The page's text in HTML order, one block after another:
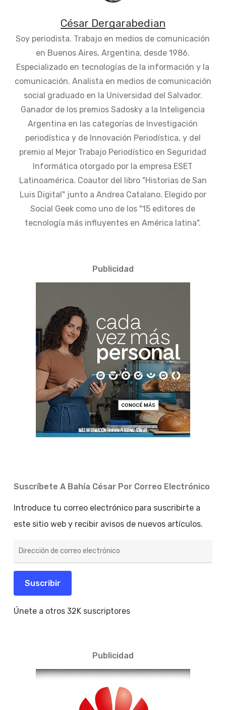
César Dergarabedian
Soy periodista. Trabajo en medios de comunicación
en Buenos Aires, Argentina, desde 1986.
Especializado en tecnologías de la información y la
comunicación. Analista en medios de comunicación
social graduado en la Universidad del Salvador.
Ganador de los premios Sadosky a la Inteligencia
Argentina en las categorías de Investigación
periodística y de Innovación Periodística, y del
premio al Mejor Trabajo Periodístico en Seguridad
Informática otorgado por la empresa ESET
Latinoamérica. Coautor del libro "Historias de San
Luis Digital" junto a Andrea Catalano. Elegido por
Social Geek como uno de los "15 editores de
tecnología más influyentes en América latina".
Publicidad
Suscríbete A Bahía César Por Correo Electrónico
Introduce tu correo electrónico para suscribirte a
este sitio web y recibir avisos de nuevos artículos.
de
electrónico
Suscribir
Únete a otros 32K suscriptores
Publicidad